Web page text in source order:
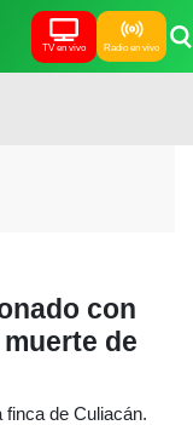
TV en vivo Radio en vivo
con
de
finca de Culiacán.